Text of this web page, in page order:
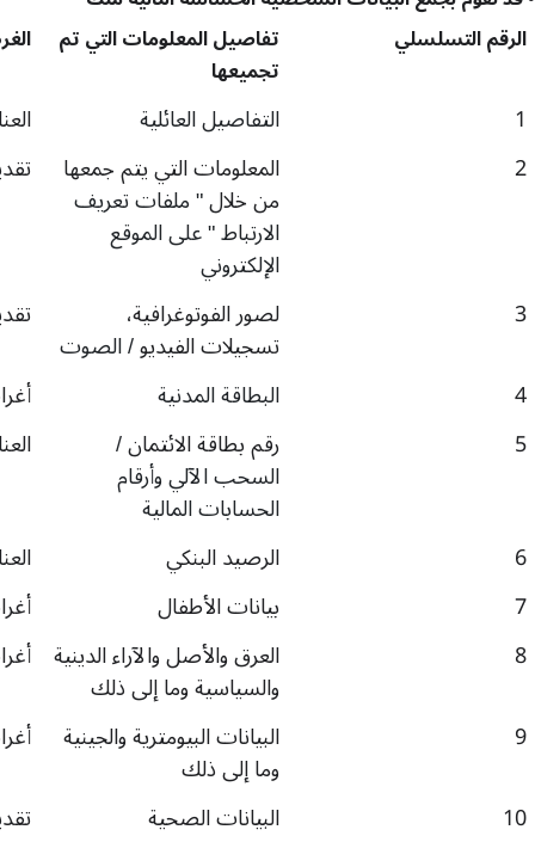
الرقم التسلسلي
تفاصيل المعلومات التي تم
تجميعها
1 التفاصيل العائلية
2
المعلومات التي يتم جمعها
من خلال"ملفات تعريف
الارتباط"على الموقع
الإلكتروني
3 لصور الفوتوغرافية،
تسجيلات الفيديو/الصوت
4
البطاقة المدنية
5
رقم بطاقة الائتمان/
السحب الآلي وأرقام
الحسابات المالية
6 الرصيد البنكي
7
بيانات الأطفال
8
العرق والأصل والآراء الدينية
والسياسية وما إلى ذلك
9
البيانات البيومترية والجينية
وما إلى ذلك
10
البيانات الصحية